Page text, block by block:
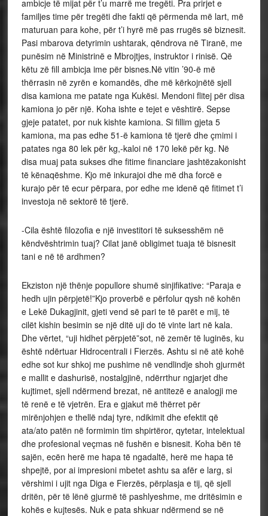
ambicje të mijat për t’u marrë me tregëti. Pra prirjet e
familjes time për tregëti dhe fakti që përmenda më lart, më
maturuan para kohe, për t’i hyrë më pas rrugës së biznesit.
Pasi mbarova detyrimin ushtarak, qëndrova në Tiranë, me
punësim në Ministrinë e Mbrojtjes, instruktor i rinisë. Që
këtu zë fill ambicja ime për bisnes.Në vitin ’90-ë më
thërrasin në zyrën e komandës, dhe më kërkojnëtë sjell
disa kamiona me patate nga Kukësi. Mendoni flitej për disa
kamiona jo për një. Koha ishte e tejet e vështirë. Sepse
gjeje patatet, por nuk kishte kamiona. Si fillim gjeta 5
kamiona, ma pas edhe 51-ë kamiona të tjerë dhe çmimi i
patates nga 80 lek për kg,-kaloi në 170 lekë për kg. Në
disa muaj pata sukses dhe fitime financiare jashtëzakonisht
të kënaqëshme. Kjo më inkurajoi dhe më dha forcë e
kurajo për të ecur përpara, por edhe me idenë që fitimet t’i
investoja në sektorë të tjerë.
-Cila është filozofia e një investitori të suksesshëm në
këndvështrimin tuaj? Cilat janë obligimet tuaja të bisnesit
tani e në të ardhmen?
Ekziston një thënje popullore shumë sinjifikative: “Paraja e
hedh ujin përpjetë!”Kjo proverbë e përfolur qysh në kohën
e Lekë Dukagjinit, gjeti vend së pari te të parët e mij, të
cilët kishin besimin se një ditë uji do të vinte lart në kala.
Dhe vërtet, “uji hidhet përpjetë”sot, në zemër të luginës, ku
është ndërtuar Hidrocentrali i Fierzës. Ashtu si në atë kohë
edhe sot kur shkoj me pushime në vendlindje shoh gjurmët
e mallit e dashurisë, nostalgjinë, ndërrthur ngjarjet dhe
kujtimet, sjell ndërmend brezat, në antitezë e analogji me
të renë e të vjetrën. Era e gjakut më thërret për
mirënjohjen e thellë ndaj tyre, ndikimit dhe efektit që
ata/ato patën në formimin tim shpirtëror, qytetar, intelektual
dhe profesional veçmas në fushën e bisnesit. Koha bën të
sajën, ecën herë me hapa të ngadaltë, herë me hapa të
shpejtë, por ai impresioni mbetet ashtu sa afër e larg, si
vërshimi i ujit nga Diga e Fierzës, përplasja e tij, që sjell
dritën, për të lënë gjurmë të pashlyeshme, me dritësimin e
kohës e kujtesës. Nuk e pata shkuar ndërmend se në